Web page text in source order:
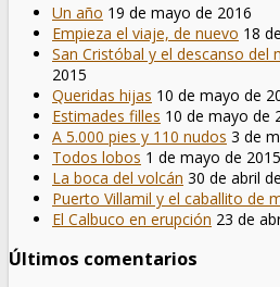
Un año 19 de mayo de 2016
Empieza el viaje, de nuevo 18
San Cristóbal y el descanso del
2015
Queridas hijas 10 de mayo de
Estimades filles 10 de mayo de
A 5.000 pies y 110 nudos 3 de
Todos lobos 1 de mayo de 2015
La boca del volcán 30 de abril
Puerto Villamil y el caballito de
El Calbuco en erupción 23 de
Últimos comentarios